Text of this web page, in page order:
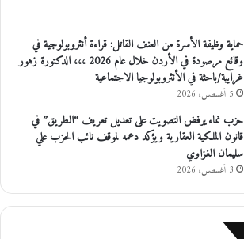
حماية وظيفة الأسرة من العنف القاتل: قراءة أنثروبولوجية في
وقائع مرصودة في الأردن خلال عام 2026 ،،، الدكتورة زهور
غرايبة/باحثة في الأنثروبولوجيا الاجتماعية
5 أغسطس، 2026
حزب نماء يرفض التصويت على تعديل تعريف “الطريق” في
قانون الملكية العقارية ويؤكد دعمه لموقف نائب الحزب علي
سليمان الغزاوي
3 أغسطس، 2026